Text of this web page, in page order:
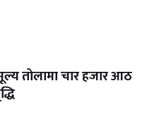
तोलामा चार हजार आठ